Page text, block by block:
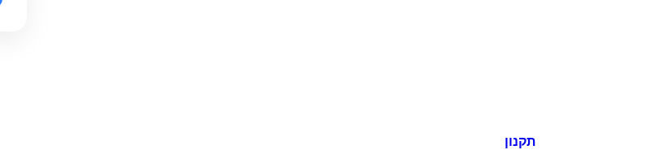
תקנון